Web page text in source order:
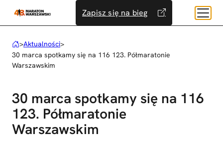
Zapisz się na bieg
>Aktualności>
30 marca spotkamy się na 116 123. Półmaratonie
Warszawskim
30 marca spotkamy się na 116
123. Półmaratonie
Warszawskim